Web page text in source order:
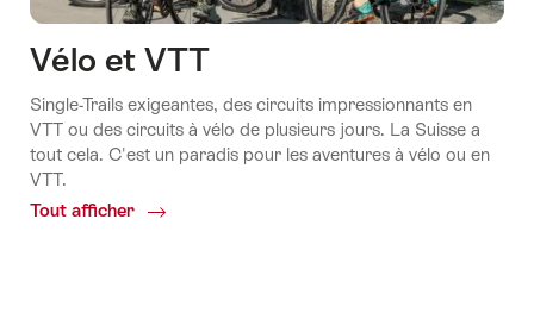
Vélo et VTT
Single-Trails exigeantes, des circuits impressionnants en
VTT ou des circuits à vélo de plusieurs jours. La Suisse a
tout cela. C'est un paradis pour les aventures à vélo ou en
VTT.
Tout afficher
Common.Of